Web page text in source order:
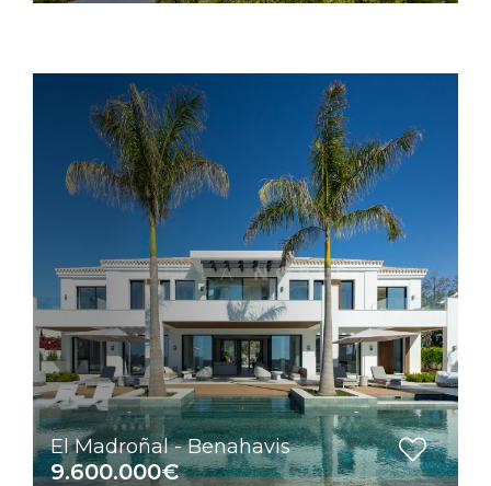
El Madroñal - Benahavis
9.600.000€